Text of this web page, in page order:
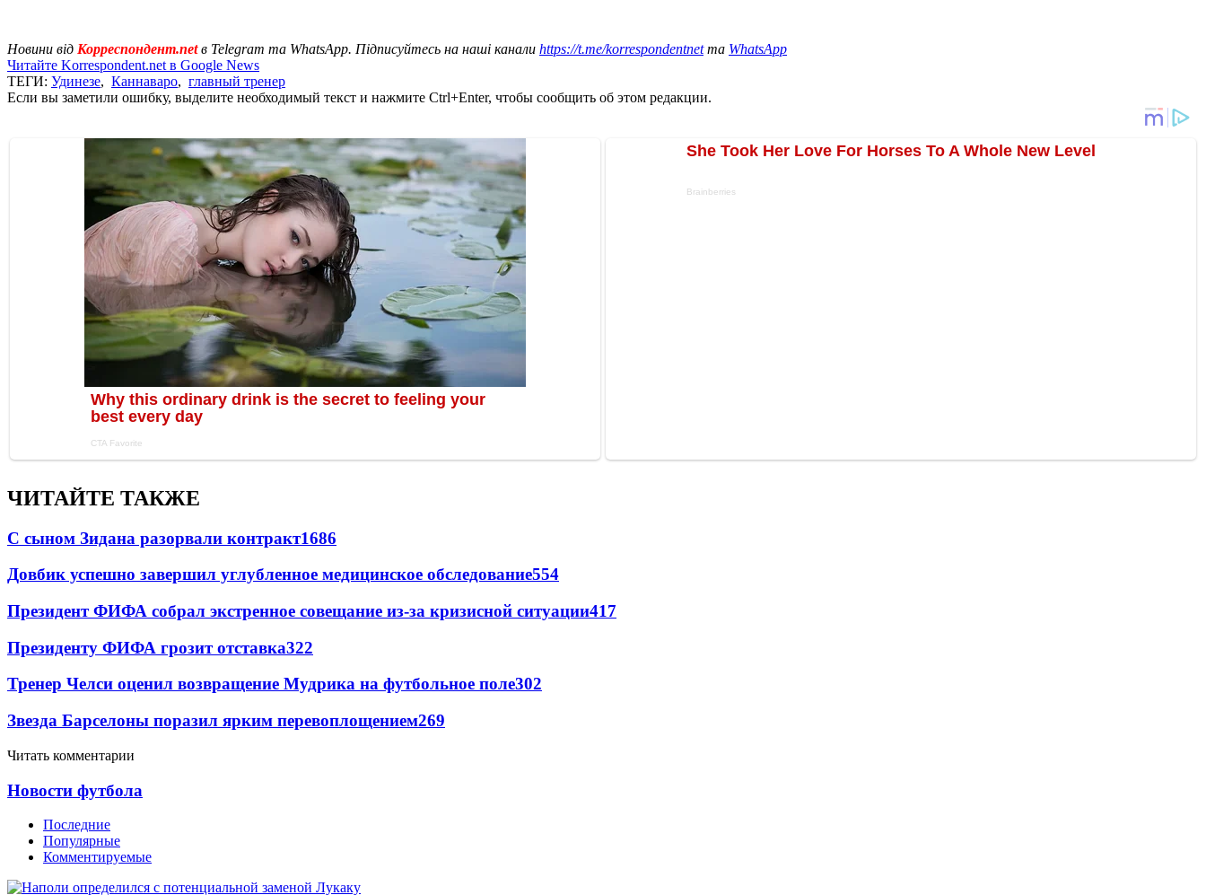
Новини від Корреспондент.netв Telegram та WhatsApp. Підписуйтесь на наші канали https://t.me/korrespondentnetта WhatsApp
Читайте Korrespondent.net в Google News
ТЕГИ: Удинезе, Каннаваро, главный тренер
Если вы заметили ошибку, выделите необходимый текст и нажмите Ctrl+Enter, чтобы сообщить об этом редакции.
ЧИТАЙТЕ ТАКЖЕ
С сыном Зидана разорвали контракт1686
Довбик успешно завершил углубленное медицинское обследование554
Президент ФИФА собрал экстренное совещание из-за кризисной ситуации417
Президенту ФИФА грозит отставка322
Тренер Челси оценил возвращение Мудрика на футбольное поле302
Звезда Барселоны поразил ярким перевоплощением269
Читать комментарии
Новости футбола
Последние
Популярные
Комментируемые